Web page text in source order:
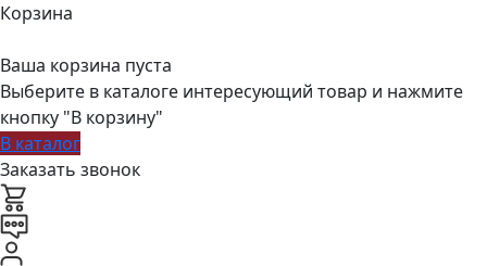
Корзина
Ваша корзина пуста
Выберите в каталоге интересующий товар и нажмите
кнопку "В корзину"
В каталог
Заказать звонок